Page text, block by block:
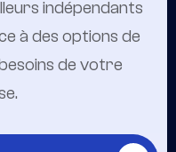
indépendants
à des options de
de votre